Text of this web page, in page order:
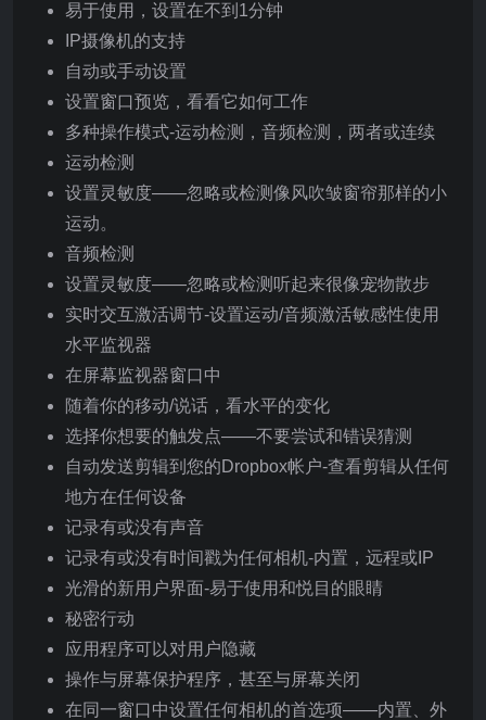
易于使用，设置在不到1分钟
IP摄像机的支持
自动或手动设置
设置窗口预览，看看它如何工作
多种操作模式-运动检测，音频检测，两者或连续
运动检测
设置灵敏度——忽略或检测像风吹皱窗帘那样的小
运动。
音频检测
设置灵敏度——忽略或检测听起来很像宠物散步
实时交互激活调节-设置运动/音频激活敏感性使用
水平监视器
在屏幕监视器窗口中
随着你的移动/说话，看水平的变化
选择你想要的触发点——不要尝试和错误猜测
自动发送剪辑到您的Dropbox帐户-查看剪辑从任何
地方在任何设备
记录有或没有声音
记录有或没有时间戳为任何相机-内置，远程或IP
光滑的新用户界面-易于使用和悦目的眼睛
秘密行动
应用程序可以对用户隐藏
操作与屏幕保护程序，甚至与屏幕关闭
在同一窗口中设置任何相机的首选项——内置、外